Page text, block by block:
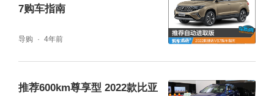
7购车指南
导购 4年前
推荐600km尊享型 2022款比亚